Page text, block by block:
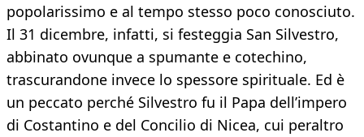
popolarissimo e al tempo stesso poco conosciuto.
Il 31 dicembre, infatti, si festeggia San Silvestro,
abbinato ovunque a spumante e cotechino,
trascurandone invece lo spessore spirituale. Ed è
un peccato perché Silvestro fu il Papa dell’impero
di Costantino e del Concilio di Nicea, cui peraltro